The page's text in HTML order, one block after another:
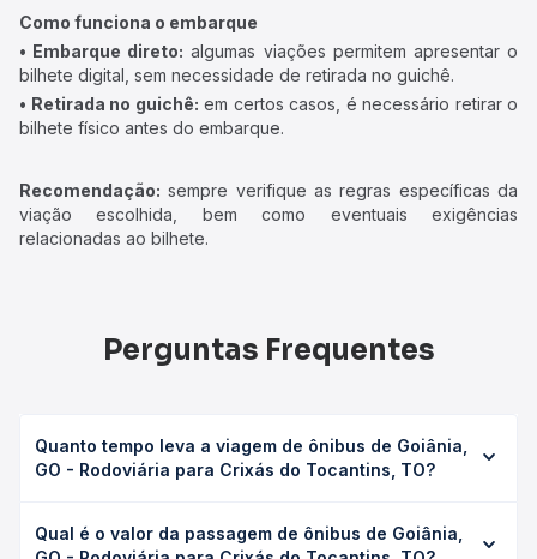
Como funciona o embarque
• Embarque direto: algumas viações permitem apresentar o
bilhete digital, sem necessidade de retirada no guichê.
• Retirada no guichê: em certos casos, é necessário retirar o
bilhete físico antes do embarque.
Recomendação: sempre verifique as regras específicas da
viação escolhida, bem como eventuais exigências
relacionadas ao bilhete.
Perguntas Frequentes
Quanto tempo leva a viagem de ônibus de Goiânia,
GO - Rodoviária para Crixás do Tocantins, TO?
Crixás do Tocantins, TO leva em média 10h, podendo
Qual é o valor da passagem de ônibus de Goiânia,